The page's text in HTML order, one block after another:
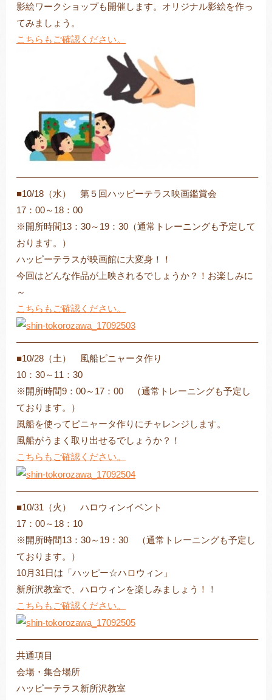
影絵ワークショップも開催します。オリジナル影絵を作っ
てみましょう。
こちらもご確認ください。
——————————————————————————–
■10/18（水） 第５回ハッピーテラス映画鑑賞会
17：00～18：00
※開所時間13：30～19：30（通常トレーニングも予定して
おります。）
ハッピーテラスが映画館に大変身！！
今回はどんな作品が上映されるでしょうか？！お楽しみに
～
こちらもご確認ください。
——————————————————————————–
■10/28（土） 風船ピニャータ作り
10：30～11：30
※開所時間9：00～17：00 （通常トレーニングも予定し
ております。）
風船を使ってピニャータ作りにチャレンジします。
風船がうまく取り出せるでしょうか？！
こちらもご確認ください。
——————————————————————————–
■10/31（火） ハロウィンイベント
17：00～18：10
※開所時間13：30～19：30 （通常トレーニングも予定し
ております。）
10月31日は「ハッピー☆ハロウィン」
新所沢教室で、ハロウィンを楽しみましょう！！
こちらもご確認ください。
——————————————————————————–
共通項目
会場・集合場所
ハッピーテラス新所沢教室